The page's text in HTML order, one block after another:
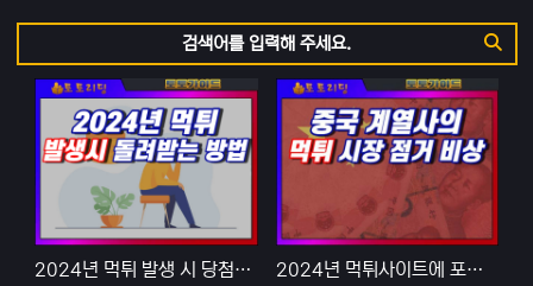
검색
2024년 먹튀 발생 시 당첨금 돌려받는 방법 2024년 먹튀사이트에 포문을 연 중국계열사를 조심하자